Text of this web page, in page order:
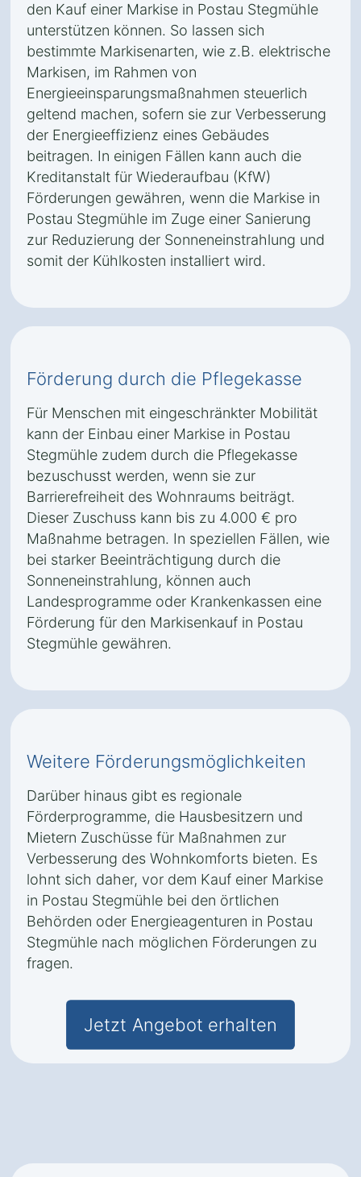
den Kauf einer Markise in Postau Stegmühle
unterstützen können. So lassen sich
bestimmte Markisenarten, wie z.B. elektrische
Markisen, im Rahmen von
Energieeinsparungsmaßnahmen steuerlich
geltend machen, sofern sie zur Verbesserung
der Energieeffizienz eines Gebäudes
beitragen. In einigen Fällen kann auch die
Kreditanstalt für Wiederaufbau (KfW)
Förderungen gewähren, wenn die Markise in
Postau Stegmühle im Zuge einer Sanierung
zur Reduzierung der Sonneneinstrahlung und
somit der Kühlkosten installiert wird.
Förderung durch die Pflegekasse
Für Menschen mit eingeschränkter Mobilität
kann der Einbau einer Markise in Postau
Stegmühle zudem durch die Pflegekasse
bezuschusst werden, wenn sie zur
Barrierefreiheit des Wohnraums beiträgt.
Dieser Zuschuss kann bis zu 4.000 € pro
Maßnahme betragen. In speziellen Fällen, wie
bei starker Beeinträchtigung durch die
Sonneneinstrahlung, können auch
Landesprogramme oder Krankenkassen eine
Förderung für den Markisenkauf in Postau
Stegmühle gewähren.
Weitere Förderungsmöglichkeiten
Darüber hinaus gibt es regionale
Förderprogramme, die Hausbesitzern und
Mietern Zuschüsse für Maßnahmen zur
Verbesserung des Wohnkomforts bieten. Es
lohnt sich daher, vor dem Kauf einer Markise
in Postau Stegmühle bei den örtlichen
Behörden oder Energieagenturen in Postau
Stegmühle nach möglichen Förderungen zu
fragen.
Jetzt Angebot erhalten